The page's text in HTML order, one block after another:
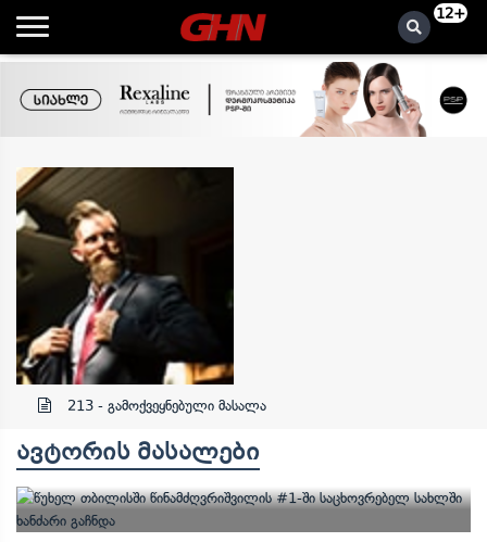
12+
. .
213 - გამოქვეყნებული მასალა
ავტორის მასალები